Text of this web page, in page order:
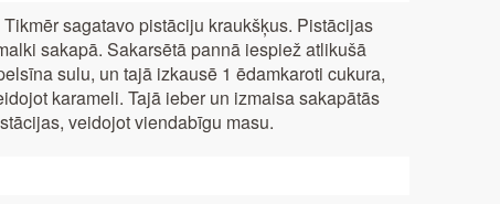
Tikmēr sagatavo pistāciju kraukšķus. Pistācijas
sakapā. Sakarsētā pannā iespiež atlikušā
sulu, un tajā izkausē 1 ēdamkaroti cukura,
karameli. Tajā ieber un izmaisa sakapātās
veidojot viendabīgu masu.